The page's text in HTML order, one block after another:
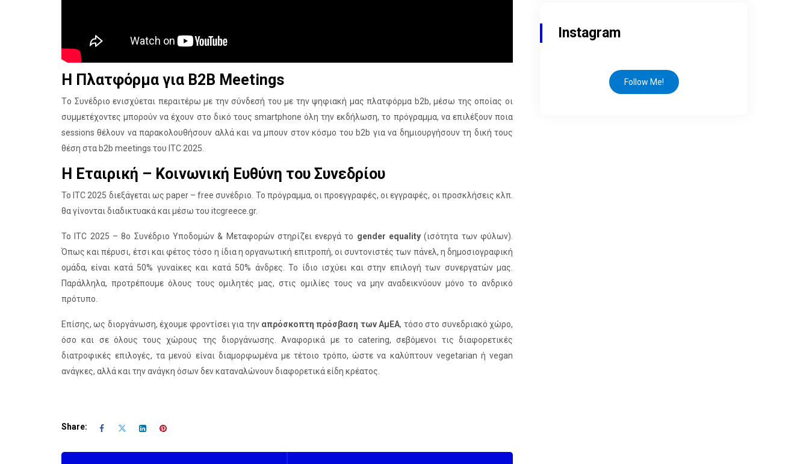
Η Πλατφόρμα για B2B Meetings
Tο Συνέδριο ενισχύεται περαιτέρω με την σύνδεσή του με την ψηφιακή μας πλατφόρμα b2b, μέσω της οποίας οι
συμμετέχοντες μπορούν να έχουν στο δικό τους smartphone όλη την εκδήλωση, το πρόγραμμα, να επιλέξουν ποια
sessions θέλουν να παρακολουθήσουν αλλά και να μπουν στον κόσμο του b2b για να δημιουργήσουν τη δική τους
θέση στα b2b meetings του ITC 2025.
Η Εταιρική – Κοινωνική Ευθύνη του Συνεδρίου
Το ITC 2025 διεξάγεται ως paper – free συνέδριο. Το πρόγραμμα, οι προεγγραφές, οι εγγραφές, οι προσκλήσεις κλπ.
θα γίνονται διαδικτυακά και μέσω του itcgreece.gr.
Το ITC 2025 – 8ο Συνέδριο Υποδομών & Μεταφορών στηρίζει ενεργά το gender equality (ισότητα των φύλων).
Όπως και πέρυσι, έτσι και φέτος τόσο η ίδια η οργανωτική επιτροπή, οι συντονιστές των πάνελ, η δημοσιογραφική
ομάδα, είναι κατά 50% γυναίκες και κατά 50% άνδρες. Το ίδιο ισχύει και στην επιλογή των συνεργατών μας.
Παράλληλα, προτρέπουμε όλους τους ομιλητές μας, στις ομιλίες τους να μην αναδεικνύουν μόνο το ανδρικό
πρότυπο.
Επίσης, ως διοργάνωση, έχουμε φροντίσει για την απρόσκοπτη πρόσβαση των ΑμΕΑ, τόσο στο συνεδριακό χώρο,
όσο και σε όλους τους χώρους της διοργάνωσης. Αναφορικά με τo catering, σεβόμενοι τις διαφορετικές
διατροφικές επιλογές, τα μενού είναι διαμορφωμένα με τέτοιο τρόπο, ώστε να καλύπτουν vegetarian ή vegan
ανάγκες, αλλά και την ανάγκη όσων δεν καταναλώνουν διαφορετικά είδη κρέατος.
Share:
Instagram
Follow Me!